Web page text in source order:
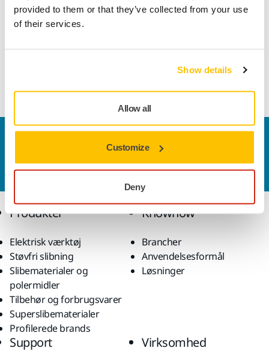
provided to them or that they’ve collected from your use
of their services.
Show details
Allow all
Customize
Deny
Længde 150 mm
Vil du gerne vide mere?Kontakt os,
ekspertsupportteam besvare dine spørgsmål.
Produkter
Elektrisk værktøj
Støvfri slibning
Slibematerialer og
polermidler
Tilbehør og forbrugsvarer
Superslibematerialer
Profilerede brands
Knowhow
Brancher
Anvendelsesformål
Løsninger
Support Virksomhed